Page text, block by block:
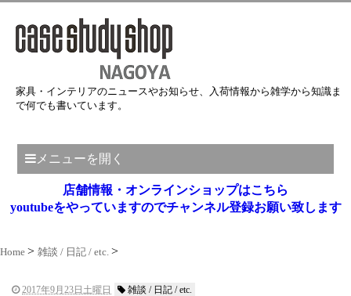
家具・インテリアのニュースやお知らせ、入荷情報から雑学から知識ま
で何でも書いています。
メニューを開く
店舗情報・オンラインショップはこちら
youtubeをやっていますのでチャンネル登録お願い致します
Home 雑談 / 日記 / etc.
2017年9月23日土曜日 雑談 / 日記 / etc.